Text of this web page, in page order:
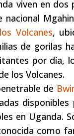
viven en
Volcanes,
de gorilas
por día,
los Volcanes.
de
en Uganda.
como